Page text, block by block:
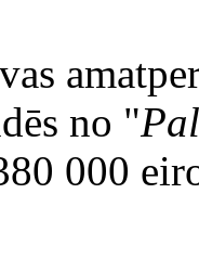
no "
000